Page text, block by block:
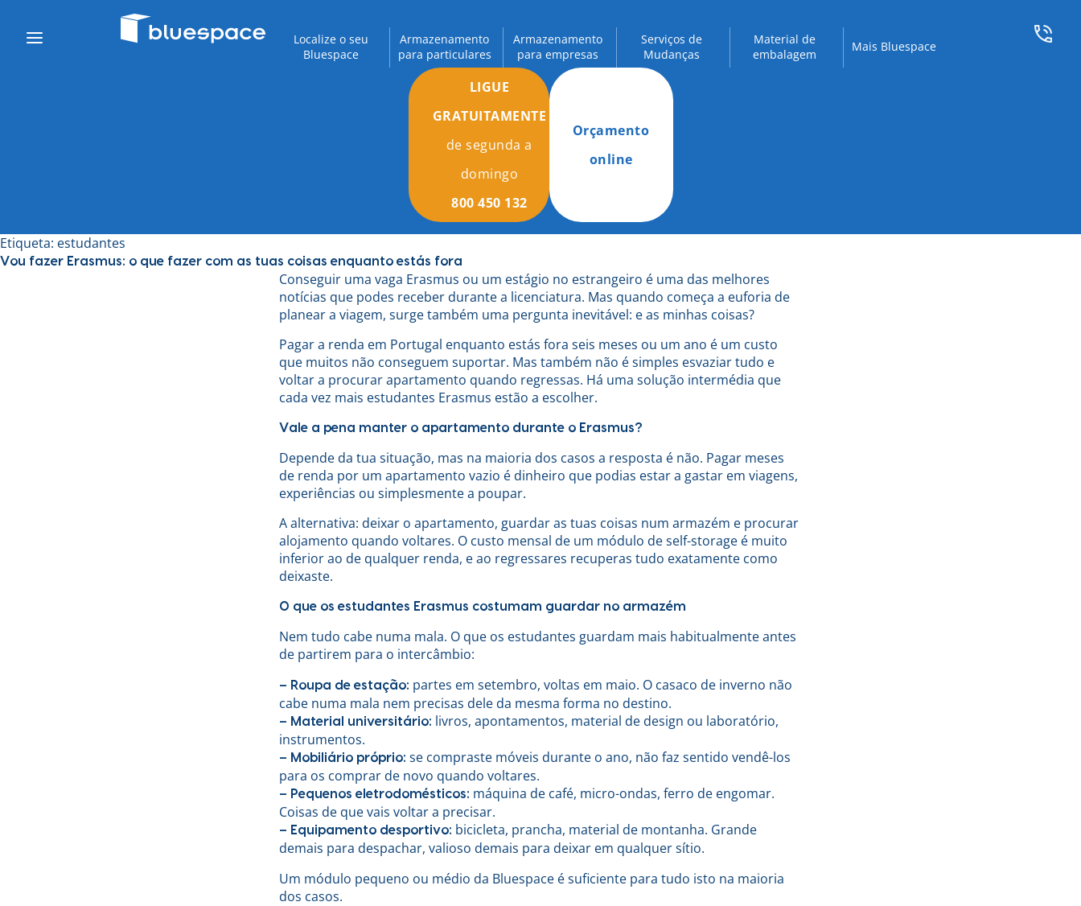
Localize o seu
Bluespace
Armazenamento
para particulares
Armazenamento
para empresas
Serviços de
Mudanças
Material de
embalagem
Mais Bluespace
LIGUE
GRATUITAMENTE
de segunda a
domingo
800 450 132
Orçamento
online
Etiqueta: estudantes
Vou fazer Erasmus: o que fazer com as tuas coisas enquanto estás fora
Conseguir uma vaga Erasmus ou um estágio no estrangeiro é uma das melhores
notícias que podes receber durante a licenciatura. Mas quando começa a euforia de
planear a viagem, surge também uma pergunta inevitável: e as minhas coisas?
Pagar a renda em Portugal enquanto estás fora seis meses ou um ano é um custo
que muitos não conseguem suportar. Mas também não é simples esvaziar tudo e
voltar a procurar apartamento quando regressas. Há uma solução intermédia que
cada vez mais estudantes Erasmus estão a escolher.
Vale a pena manter o apartamento durante o Erasmus?
Depende da tua situação, mas na maioria dos casos a resposta é não. Pagar meses
de renda por um apartamento vazio é dinheiro que podias estar a gastar em viagens,
experiências ou simplesmente a poupar.
A alternativa: deixar o apartamento, guardar as tuas coisas num armazém e procurar
alojamento quando voltares. O custo mensal de um módulo de self-storage é muito
inferior ao de qualquer renda, e ao regressares recuperas tudo exatamente como
deixaste.
O que os estudantes Erasmus costumam guardar no armazém
Nem tudo cabe numa mala. O que os estudantes guardam mais habitualmente antes
de partirem para o intercâmbio:
– Roupa de estação: partes em setembro, voltas em maio. O casaco de inverno não
cabe numa mala nem precisas dele da mesma forma no destino.
– Material universitário: livros, apontamentos, material de design ou laboratório,
instrumentos.
– Mobiliário próprio: se compraste móveis durante o ano, não faz sentido vendê-los
para os comprar de novo quando voltares.
– Pequenos eletrodomésticos: máquina de café, micro-ondas, ferro de engomar.
Coisas de que vais voltar a precisar.
– Equipamento desportivo: bicicleta, prancha, material de montanha. Grande
demais para despachar, valioso demais para deixar em qualquer sítio.
Um módulo pequeno ou médio da Bluespace é suficiente para tudo isto na maioria
dos casos.